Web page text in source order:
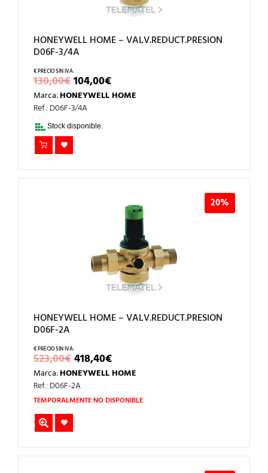
HONEYWELL HOME – VALV.REDUCT.PRESION
D06F-3/4A
130,00€EL
PRECIO
ORIGINAL
ERA:130,00€.
104,00€EL
PRECIO
ACTUAL
Marca:HONEYWELL HOME
Ref.: D06F-3/4A
Stock disponible.
20%
HONEYWELL HOME – VALV.REDUCT.PRESION
D06F-2A
523,00€EL
PRECIO
ORIGINAL
ERA:
523,00€.
418,40€EL
PRECIO
ACTUAL
418,40€.
Marca:HONEYWELL HOME
Ref.: D06F-2A
TEMPORALMENTE NO DISPONIBLE